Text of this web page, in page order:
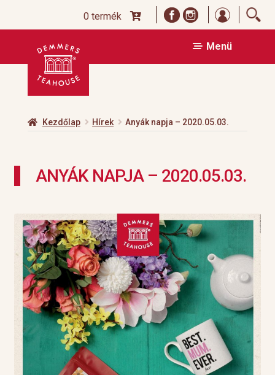
0 termék
Ugrás
navigációhoz
Kilépés
tartalomba
Menü
Kezdőlap Hírek Anyák napja – 2020.05.03.
ANYÁK NAPJA – 2020.05.03.